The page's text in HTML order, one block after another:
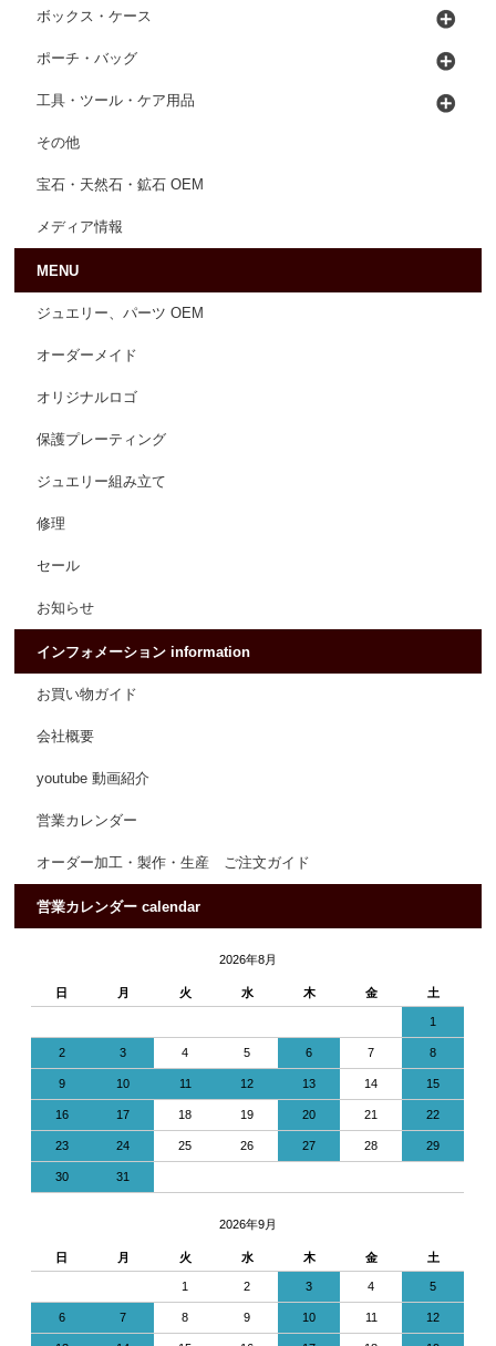
ボックス・ケース
ポーチ・バッグ
工具・ツール・ケア用品
その他
宝石・天然石・鉱石 OEM
メディア情報
MENU
ジュエリー、パーツ OEM
オーダーメイド
オリジナルロゴ
保護プレーティング
ジュエリー組み立て
修理
セール
お知らせ
インフォメーション information
お買い物ガイド
会社概要
youtube 動画紹介
営業カレンダー
オーダー加工・製作・生産 ご注文ガイド
営業カレンダー calendar
2026年8月
日 月 火 水 木 金 土
1
2 3 4 5 6 7 8
9 10 11 12 13 14 15
16 17 18 19 20 21 22
23 24 25 26 27 28 29
30 31
2026年9月
日 月 火 水 木 金 土
1 2 3 4 5
6 7 8 9 10 11 12